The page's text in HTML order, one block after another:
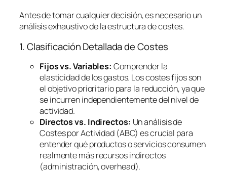
Antes de tomar cualquier decisión, es necesario un
análisis exhaustivo de la estructura de costes.
1. Clasificación Detallada de Costes
Fijos vs. Variables: Comprender la
elasticidad de los gastos. Los costes fijos son
el objetivo prioritario para la reducción, ya que
se incurren independientemente del nivel de
actividad.
Directos vs. Indirectos: Un análisis de
Costes por Actividad (ABC) es crucial para
entender qué productos o servicios consumen
realmente más recursos indirectos
(administración,overhead).